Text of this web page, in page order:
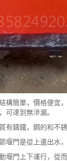
構簡單，價格便宜
可達到無滲漏。
鑄鐵，鋼的和不銹
門是從上邊出水，
門上下運行，從而